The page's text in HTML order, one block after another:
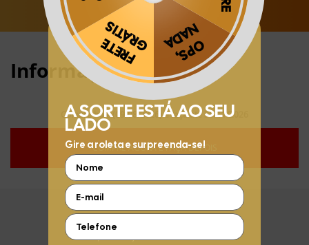
Informações:
Compre hoje (09/08/2026) e faça até 30/11/2026
COMPRE AGORA E FAÇA DEPOIS
FIQUE POR DENTRO
Obrigado por se cadastrar na
Aproveite e receba as novidades e ofertas exclusivas da